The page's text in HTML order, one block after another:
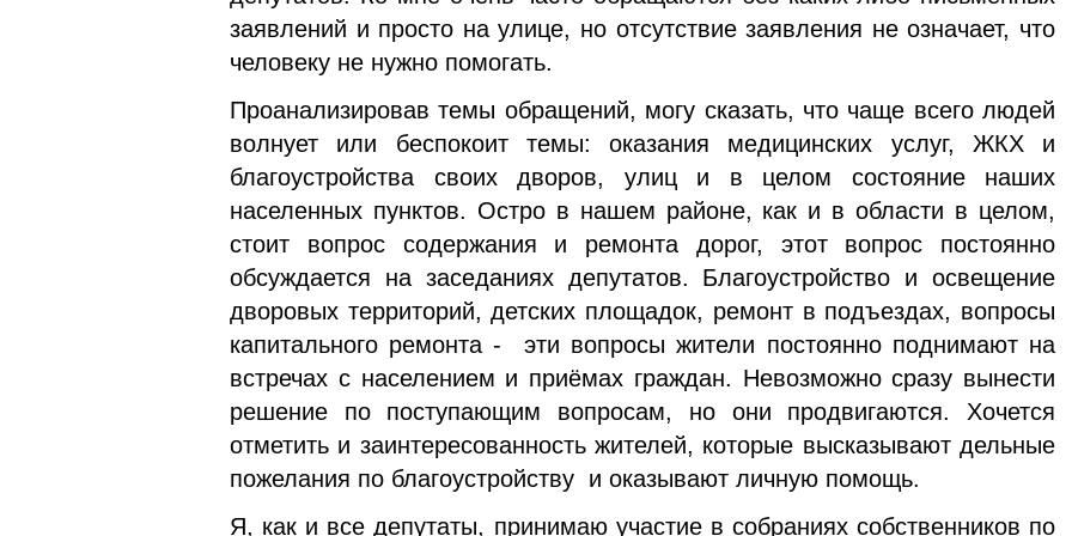
заявлений и просто на улице, но отсутствие заявления не означает, что
человеку не нужно помогать.
Проанализировав темы обращений, могу сказать, что чаще всего людей
волнует или беспокоит темы: оказания медицинских услуг, ЖКХ и
благоустройства своих дворов, улиц и в целом состояние наших
населенных пунктов. Остро в нашем районе, как и в области в целом,
стоит вопрос содержания и ремонта дорог, этот вопрос постоянно
обсуждается на заседаниях депутатов. Благоустройство и освещение
дворовых территорий, детских площадок, ремонт в подъездах, вопросы
капитального ремонта - эти вопросы жители постоянно поднимают на
встречах с населением и приёмах граждан. Невозможно сразу вынести
решение по поступающим вопросам, но они продвигаются. Хочется
отметить и заинтересованность жителей, которые высказывают дельные
пожелания по благоустройству и оказывают личную помощь.
Я, как и все депутаты, принимаю участие в собраниях собственников по